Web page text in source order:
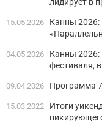
15.05.2026
Канны
04.05.2026
Канны
фестиваля,
09.04.2026 Программа
15.03.2022
Итоги